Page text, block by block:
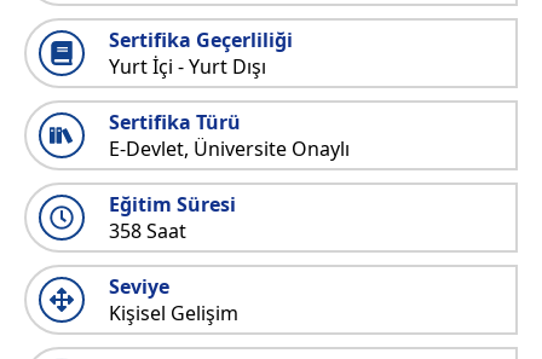
Sertifika Geçerliliği
Yurt İçi - Yurt Dışı
Sertifika Türü
E-Devlet, Üniversite Onaylı
Eğitim Süresi
358 Saat
Seviye
Kişisel Gelişim